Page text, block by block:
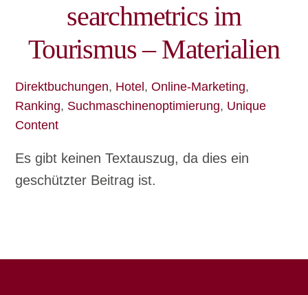
searchmetrics im
Tourismus – Materialien
Direktbuchungen, Hotel ,Online-Marketing,
Ranking, Suchmaschinenoptimierung, Unique
Content
Es gibt keinen Textauszug, da dies ein
geschützter Beitrag ist.